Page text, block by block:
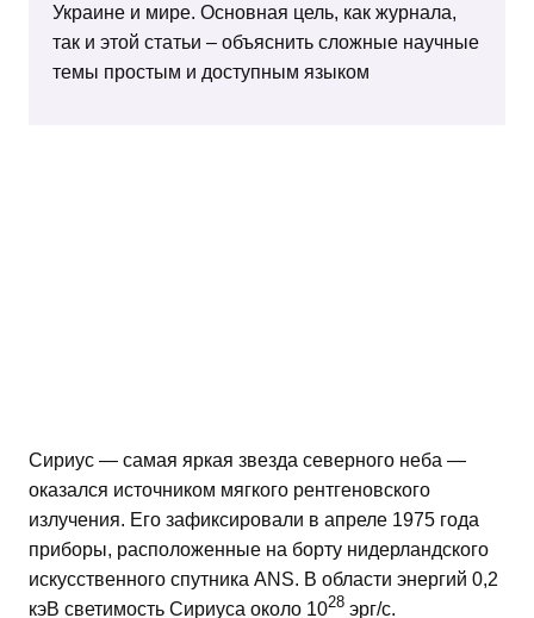
Украине и мире. Основная цель, как журнала,
так и этой статьи – объяснить сложные научные
темы простым и доступным языком
Сириус — самая яркая звезда северного неба —
оказался источником мягкого рентгеновского
излучения. Его зафиксировали в апреле 1975 года
приборы, расположенные на борту нидерландского
искусственного спутника ANS. В области энергий 0,2
кэВ светимость Сириуса около 1028 эрг/с.